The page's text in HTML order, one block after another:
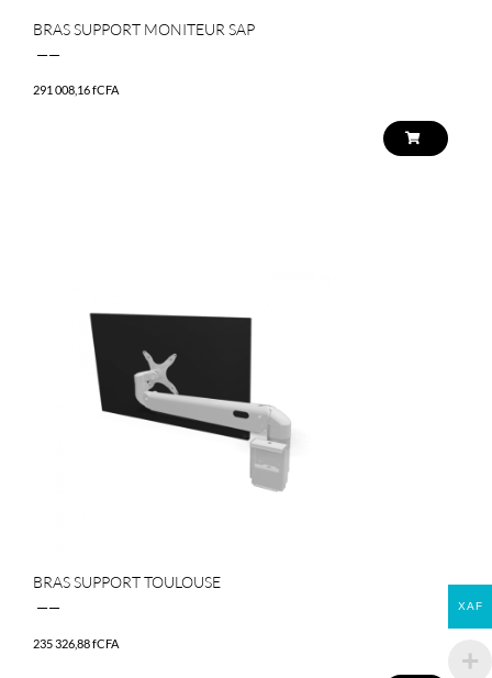
BRAS SUPPORT MONITEUR SAP
——
291 008,16fCFA
BRAS SUPPORT TOULOUSE
——
235 326,88fCFA
XAF